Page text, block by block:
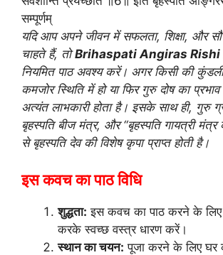
यदि आप अपने जीवन में सफलता, शिक्षा, और
चाहते हैं, तोBrihaspati Angiras Rishi
नियमित पाठ अवश्य करें। अगर किसी की
कमजोर स्थिति में हो या फिर गुरु दोष का
अत्यंत लाभकारी होता है। इसके साथ ही, गुरु
बृहस्पति बीज मंत्र, और “बृहस्पति गायत्री
से बृहस्पति देव की विशेष कृपा प्राप्त होती है।
इस कवच का पाठ विधि
शुद्धता: इस कवच का पाठ करने के
करके स्वच्छ वस्त्र धारण करें।
स्थान का चयन: पूजा करने के लिए घर